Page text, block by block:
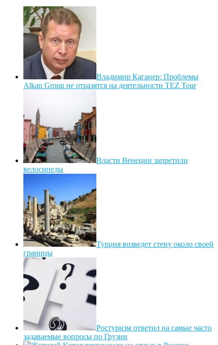
Владимир Каганер: Проблемы
Alkan Group не отразятся на деятельности TEZ Tour
Власти Венеции запретили
велосипеды
Турция возведет стену около своей
границы
Ростуризм ответил на самые часто
задаваемые вопросы по Грузии